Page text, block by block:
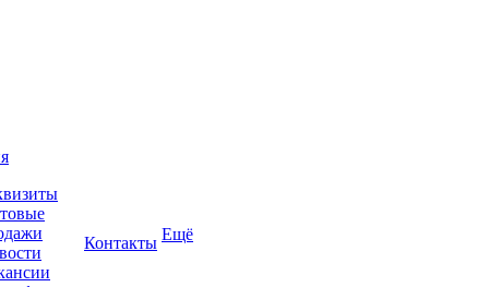
Контакты Ещё